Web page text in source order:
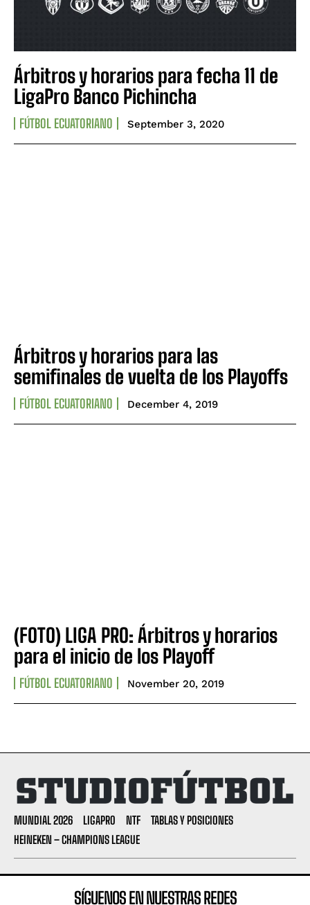
Árbitros y horarios para fecha 11 de
LigaPro Banco Pichincha
FÚTBOL ECUATORIANO September 3, 2020
Árbitros y horarios para las
semifinales de vuelta de los Playoffs
FÚTBOL ECUATORIANO December 4, 2019
(FOTO) LIGA PRO: Árbitros y horarios
para el inicio de los Playoff
FÚTBOL ECUATORIANO November 20, 2019
MUNDIAL 2026 LIGAPRO NTF
TABLAS Y POSICIONES
HEINEKEN – CHAMPIONS LEAGUE
SÍGUENOS EN NUESTRAS REDES